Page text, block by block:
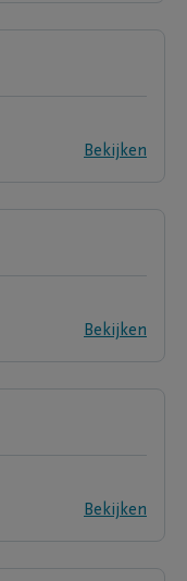
Bekijken
Bekijken
Bekijken